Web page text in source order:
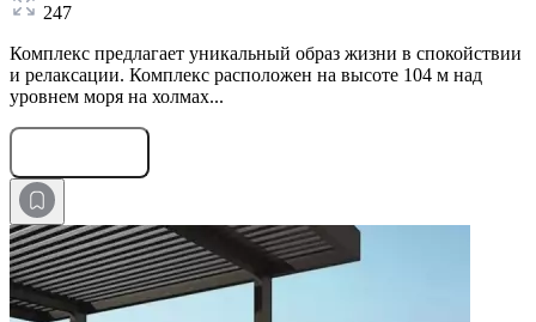
247
Комплекс предлагает уникальный образ жизни в спокойствии
и релаксации. Комплекс расположен на высоте 104 м над
уровнем моря на холмах...